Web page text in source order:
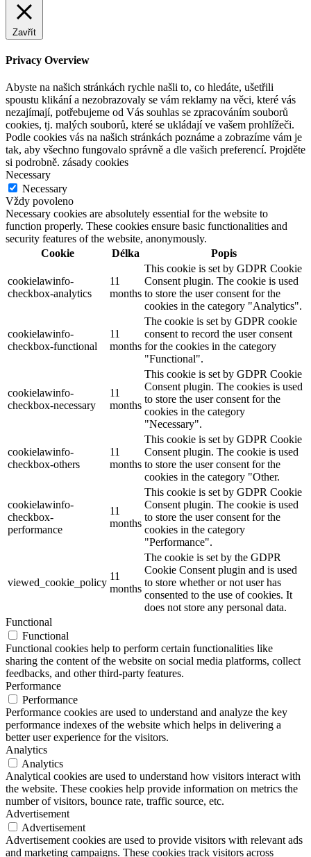
Zavřít
Privacy Overview
Abyste na našich stránkách rychle našli to, co hledáte, ušetřili
spoustu klikání a nezobrazovaly se vám reklamy na věci, které vás
nezajímají, potřebujeme od Vás souhlas se zpracováním souborů
cookies, tj. malých souborů, které se ukládají ve vašem prohlížeči.
Podle cookies vás na našich stránkách poznáme a zobrazíme vám je
tak, aby všechno fungovalo správně a dle vašich preferencí. Projděte
si podrobně. zásady cookies
Necessary
Necessary
Vždy povoleno
Necessary cookies are absolutely essential for the website to
function properly. These cookies ensure basic functionalities and
security features of the website, anonymously.
Cookie
Délka Popis
cookielawinfo-
checkbox-analytics
11
months
This cookie is set by GDPR Cookie
Consent plugin. The cookie is used
to store the user consent for the
cookies in the category "Analytics".
cookielawinfo-
checkbox-functional
11
months
The cookie is set by GDPR cookie
consent to record the user consent
for the cookies in the category
"Functional".
cookielawinfo-
checkbox-necessary
11
months
This cookie is set by GDPR Cookie
Consent plugin. The cookies is used
to store the user consent for the
cookies in the category
"Necessary".
cookielawinfo-
checkbox-others
11
months
This cookie is set by GDPR Cookie
Consent plugin. The cookie is used
to store the user consent for the
cookies in the category "Other.
cookielawinfo-
checkbox-
performance
11
months
This cookie is set by GDPR Cookie
Consent plugin. The cookie is used
to store the user consent for the
cookies in the category
"Performance".
viewed_cookie_policy
11
months
The cookie is set by the GDPR
Cookie Consent plugin and is used
to store whether or not user has
consented to the use of cookies. It
does not store any personal data.
Functional
Functional
Functional cookies help to perform certain functionalities like
sharing the content of the website on social media platforms, collect
feedbacks, and other third-party features.
Performance
Performance
Performance cookies are used to understand and analyze the key
performance indexes of the website which helps in delivering a
better user experience for the visitors.
Analytics
Analytics
Analytical cookies are used to understand how visitors interact with
the website. These cookies help provide information on metrics the
number of visitors, bounce rate, traffic source, etc.
Advertisement
Advertisement
Advertisement cookies are used to provide visitors with relevant ads
and marketing campaigns. These cookies track visitors across